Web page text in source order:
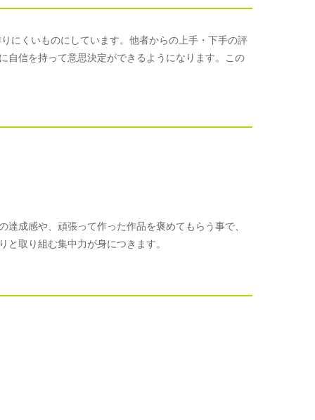
にくいものにしています。他者からの上手・下手の評
自信を持って意思決定ができるようになります。この
成感や、頑張って作った作品を褒めてもらう事で、
取り組む集中力が身につきます。